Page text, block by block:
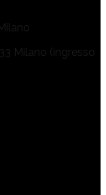
Milano (ingresso